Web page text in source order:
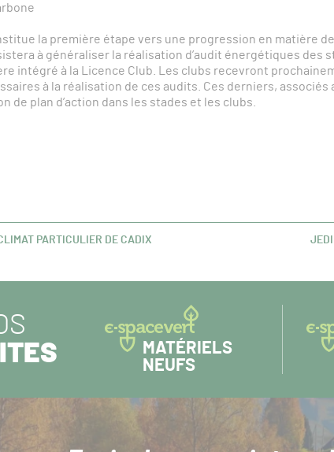
la première étape vers une progression en matière
à généraliser la réalisation d’audit énergétiques des
intégré à la Licence Club. Les clubs recevront
à la réalisation de ces audits. Ces derniers, associés
de plan d’action dans les stades et les clubs.
PARTICULIER DE CADIX JEDI
MATÉRIELS
NEUFS